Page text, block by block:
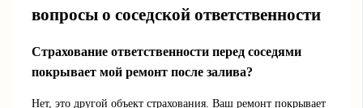
вопросы о соседской ответственности
Страхование ответственности перед соседями
покрывает мой ремонт после залива?
Нет, это другой объект страхования. Ваш ремонт покрывает